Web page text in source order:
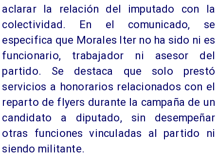
aclarar la relación del imputado con la
colectividad. En el comunicado, se
especifica que Morales Iter no ha sido ni es
funcionario, trabajador ni asesor del
partido. Se destaca que solo prestó
servicios a honorarios relacionados con el
reparto de flyers durante la campaña de un
candidato a diputado, sin desempeñar
otras funciones vinculadas al partido ni
siendo militante.